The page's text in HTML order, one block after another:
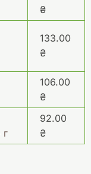
₴
133.00
₴
106.00
₴
г
92.00
₴